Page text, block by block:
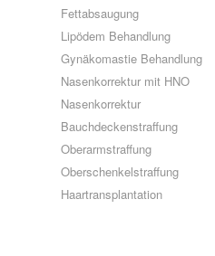
Fettabsaugung
Lipödem Behandlung
Gynäkomastie Behandlung
Nasenkorrektur mit HNO
Nasenkorrektur
Bauchdeckenstraffung
Oberarmstraffung
Oberschenkelstraffung
Haartransplantation